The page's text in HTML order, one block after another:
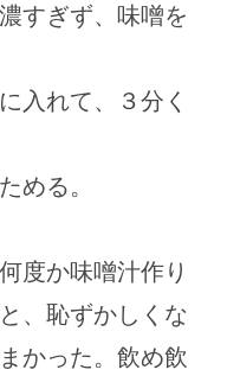
すぎず、味噌を
入れて、３分く
める。
度か味噌汁作り
、恥ずかしくな
かった。飲め飲